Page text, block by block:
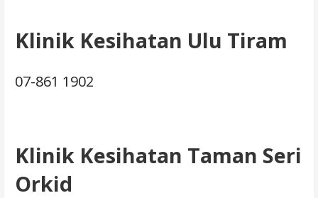
Klinik Kesihatan Ulu Tiram
07-861 1902
Klinik Kesihatan Taman Seri
Orkid